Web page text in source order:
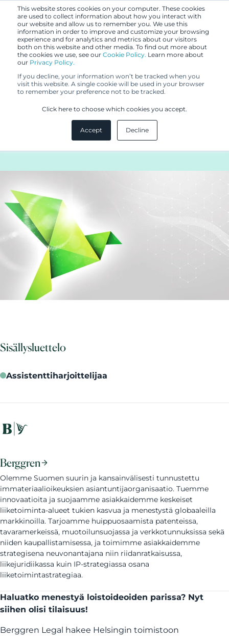
This website stores cookies on your computer. These cookies
are used to collect information about how you interact with
our website and allow us to remember you. We use this
information in order to improve and customize your browsing
experience and for analytics and metrics about our visitors
both on this website and other media. To find out more about
the cookies we use, see our Cookie Policy. Learn more about
our Privacy Policy.
If you decline, your information won’t be tracked when you
visit this website. A single cookie will be used in your browser
to remember your preference not to be tracked.
Click here to choose which cookies you accept.
Accept Decline
21.5.2021
Berggren Legal hakee Helsingin
toimistoon
Assistenttiharjoittelijaa
Sisällysluettelo
Assistenttiharjoittelijaa
Berggren
Olemme Suomen suurin ja kansainvälisesti tunnustettu
immateriaalioikeuksien asiantuntijaorganisaatio. Tuemme
innovaatioita ja suojaamme asiakkaidemme keskeiset
liiketoiminta-alueet tukien kasvua ja menestystä globaaleilla
markkinoilla. Tarjoamme huippuosaamista patenteissa,
tavaramerkeissä, muotoilunsuojassa ja verkkotunnuksissa sekä
niiden kaupallistamisessa, ja toimimme asiakkaidemme
strategisena neuvonantajana niin riidanratkaisussa,
liikejuridiikassa kuin IP-strategiassa osana
liiketoimintastrategiaa.
Haluatko menestyä loistoideoiden parissa? Nyt
siihen olisi tilaisuus!
Berggren Legal hakee Helsingin toimistoon